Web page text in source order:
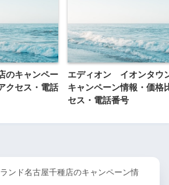
のキャンペー
クセス・電話
エディオン イオンタウ
キャンペーン情報・価格
セス・電話番号
ンド名古屋千種店のキャンペーン情